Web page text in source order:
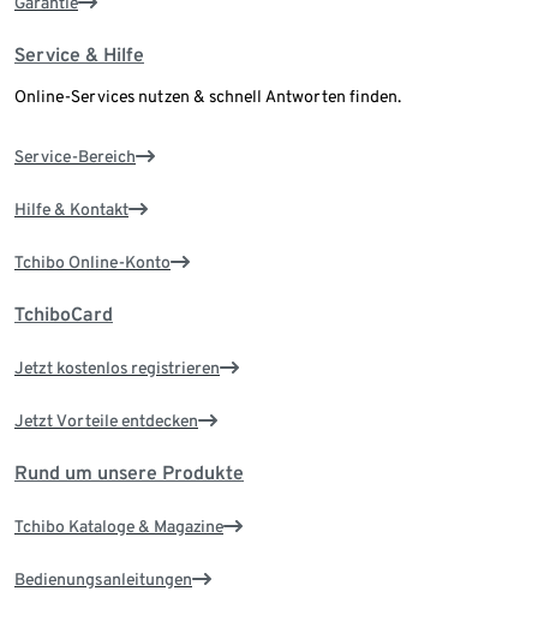
Service & Hilfe
Online-Services nutzen & schnell Antworten finden.
Service-Bereich
Hilfe & Kontakt
Tchibo Online-Konto
TchiboCard
Jetzt kostenlos registrieren
Jetzt Vorteile entdecken
Rund um unsere Produkte
Tchibo Kataloge & Magazine
Bedienungsanleitungen